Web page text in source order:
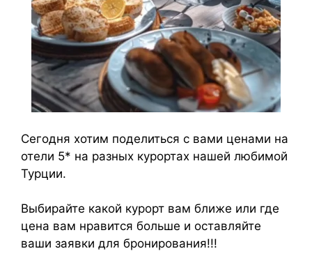
Сегодня хотим поделиться с вами ценами на
отели 5* на разных курортах нашей любимой
Турции.
Выбирайте какой курорт вам ближе или где
цена вам нравится больше и оставляйте
ваши заявки для бронирования!!!